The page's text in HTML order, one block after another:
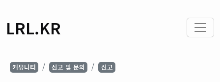
LRL.KR
커뮤니티 신고 및 문의 신고